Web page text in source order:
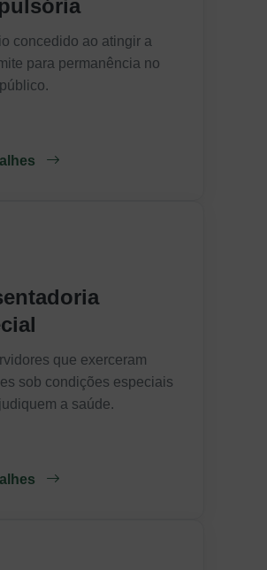
concedido ao atingir a
para permanência no
que exerceram
sob condições especiais
a saúde.